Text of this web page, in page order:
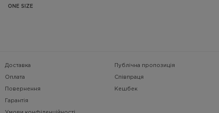
ONE SIZE
Доставка
Оплата
Повернення
Гарантія
Публічна пропозиція
Співпраця
Кешбек